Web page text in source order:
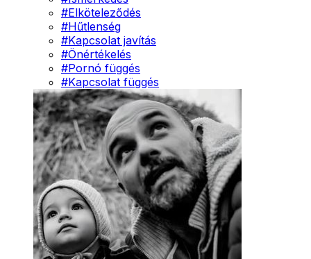
#Elköteleződés
#Hűtlenség
#Kapcsolat javítás
#Önértékelés
#Pornó függés
#Kapcsolat függés